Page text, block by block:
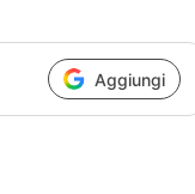
Aggiungi